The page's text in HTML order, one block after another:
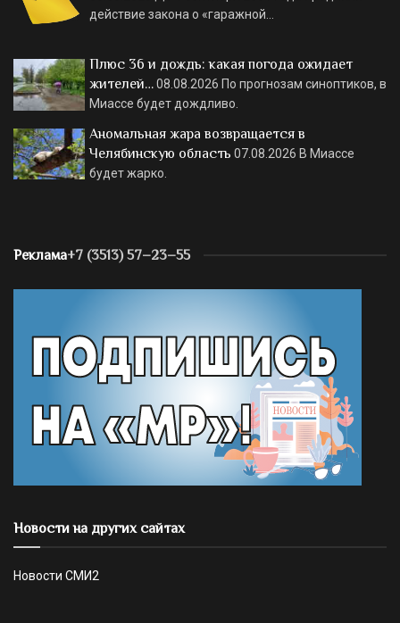
действие закона о «гаражной…
Плюс 36 и дождь: какая погода ожидает
жителей…08.08.2026 По прогнозам синоптиков, в
Миассе будет дождливо.
Аномальная жара возвращается в
Челябинскую область 07.08.2026 В Миассе
будет жарко.
Реклама+7 (3513) 57–23–55
Новости на других сайтах
Новости СМИ2